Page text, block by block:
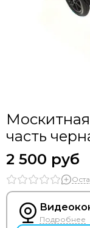
часть
2 500 руб
Подробнее